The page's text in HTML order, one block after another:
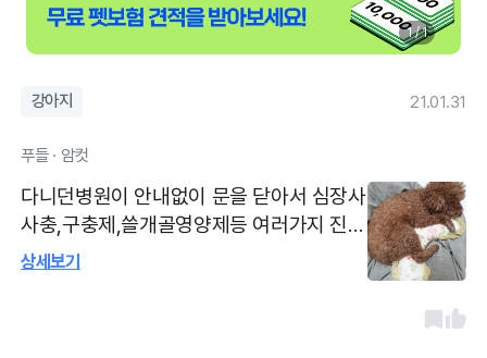
1 / 1
강아지 21.01.31
푸들 · 암컷
다니던병원이 안내없이 문을 닫아서 심장사
사충,구충제,쓸개골영양제등 여러가지 진료
를받기위해서 방문했습니다. 일단 친절성
상세보기